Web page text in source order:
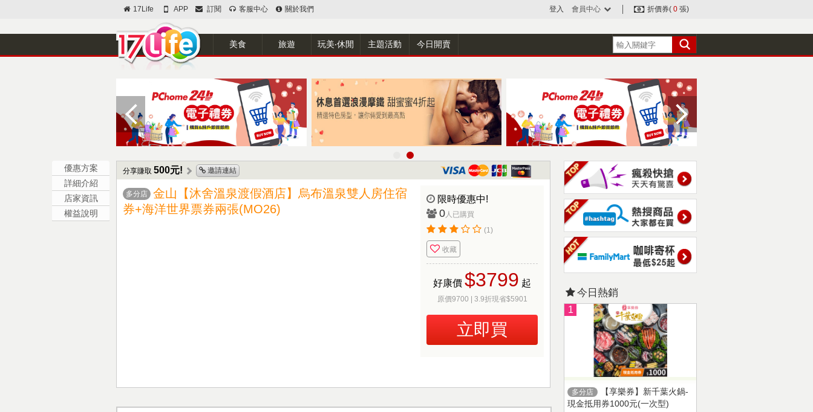
17Life APP 訂閱 客服中心 關於我們 登入 會員中心 折價券( 0 張)
美食 旅遊 玩美‧休閒 主題活動 今日開賣
優惠方案
詳細介紹
店家資訊
權益說明
分享賺取 500元! 邀請連結
多分店
金山【沐舍溫泉渡假酒店】烏布溫泉雙人房住宿
券+海洋世界票券兩張(MO26)
限時優惠中!
0人已購買
(1)
收藏
好康價 $3799 起
原價9700 | 3.9折現省$5901
立即買
今日熱銷
1
多分店
【享樂券】新千葉火鍋-
現金抵用券1000元(一次型)